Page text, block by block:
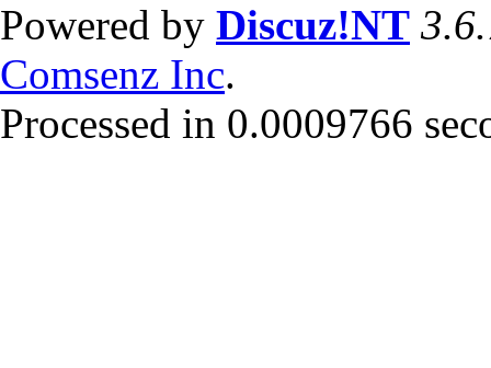
Powered by Discuz!NT
Comsenz Inc.
Processed in 0.0009766